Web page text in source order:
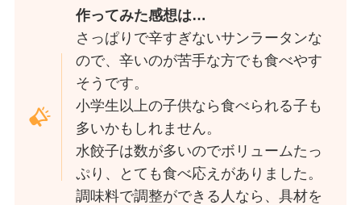
作ってみた感想は…
さっぱりで辛すぎないサンラータンな
ので、辛いのが苦手な方でも食べやす
そうです。
小学生以上の子供なら食べられる子も
多いかもしれません。
水餃子は数が多いのでボリュームたっ
ぷり、とても食べ応えがありました。
調味料で調整ができる人なら、具材を